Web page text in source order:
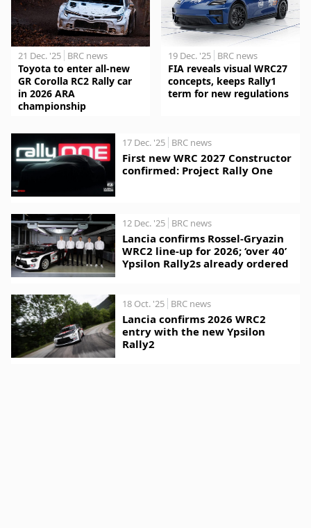
21 Dec. '25 BRC news
Toyota to enter all-new
GR Corolla RC2 Rally car
in 2026 ARA
championship
19 Dec. '25 BRC news
FIA reveals visual WRC27
concepts, keeps Rally1
term for new regulations
17 Dec. '25 BRC news
First new WRC 2027 Constructor
confirmed: Project Rally One
12 Dec. '25 BRC news
Lancia confirms Rossel-Gryazin
WRC2 line-up for 2026; ‘over 40’
Ypsilon Rally2s already ordered
18 Oct. '25 BRC news
Lancia confirms 2026 WRC2
entry with the new Ypsilon
Rally2